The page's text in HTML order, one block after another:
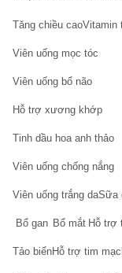
Tăng chiều caoVitamin
Viên uống mọc tóc
Viên uống bổ não
Hỗ trợ xương khớp
Tinh dầu hoa anh thảo
Viên uống chống nắng
Viên uống trắng daSữa
Bổ gan Bổ mắt Hỗ trợ
Tảo biểnHỗ trợ tim